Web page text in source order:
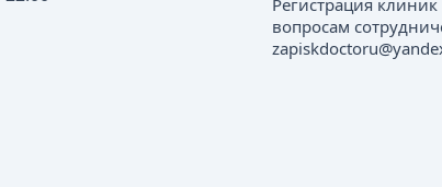
Регистрация
вопросам